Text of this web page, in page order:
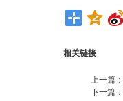
相关链接
上一篇：
下一篇：